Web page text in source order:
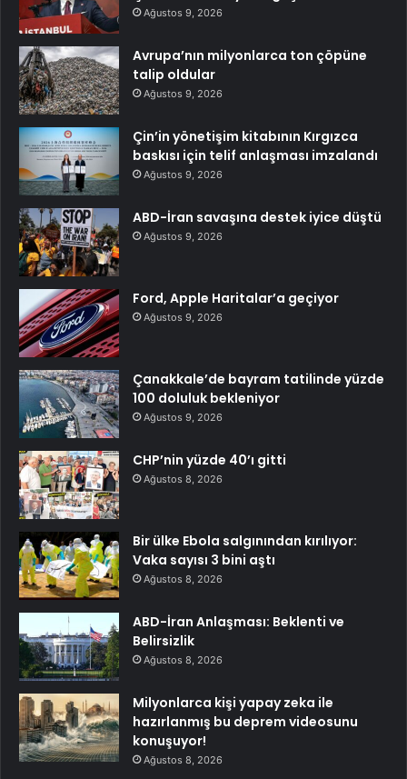
Ağustos 9, 2026
Avrupa’nın milyonlarca ton çöpüne
talip oldular
Ağustos 9, 2026
Çin’in yönetişim kitabının Kırgızca
baskısı için telif anlaşması imzalandı
Ağustos 9, 2026
ABD-İran savaşına destek iyice düştü
Ağustos 9, 2026
Ford, Apple Haritalar’a geçiyor
Ağustos 9, 2026
Çanakkale’de bayram tatilinde yüzde
100 doluluk bekleniyor
Ağustos 9, 2026
CHP’nin yüzde 40’ı gitti
Ağustos 8, 2026
Bir ülke Ebola salgınından kırılıyor:
Vaka sayısı 3 bini aştı
Ağustos 8, 2026
ABD-İran Anlaşması: Beklenti ve
Belirsizlik
Ağustos 8, 2026
Milyonlarca kişi yapay zeka ile
hazırlanmış bu deprem videosunu
konuşuyor!
Ağustos 8, 2026